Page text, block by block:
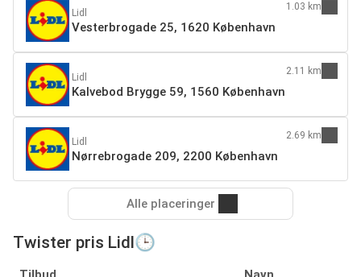
Lidl
Vesterbrogade 25, 1620 København
1.03 km
Lidl
Kalvebod Brygge 59, 1560 København
2.11 km
Lidl
Nørrebrogade 209, 2200 København
2.69 km
Alle placeringer
Twister pris Lidl🕒